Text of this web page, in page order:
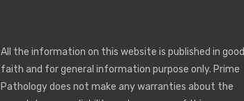
All the information on this website is published in good
faith and for general information purpose only. Prime
Pathology does not make any warranties about the